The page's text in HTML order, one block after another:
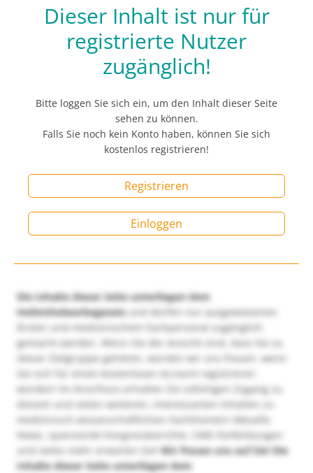
Dieser Inhalt ist nur für
registrierte Nutzer
zugänglich!
Bitte loggen Sie sich ein, um den Inhalt dieser Seite
sehen zu können.
Falls Sie noch kein Konto haben, können Sie sich
kostenlos registrieren!
Registrieren
Einloggen
Die Inhalte dieser Seite unterliegen dem
Heilmittelwerbegesetzund dürfen nur ausgewiesenen
Ärzten und medizinischem Fachpersonal zugänglich
gemacht werden. Wenn Sie der Ansicht sind, dass Sie zu
dieser Zielgruppe gehören, würden wir uns freuen, wenn
Sie sich für einen kostenlosen Account registrieren
würden! Im Anschluss erhalten Sie sofortigen Zugang zu
diesem und vielen weiteren, interessanten Inhalten zu
medizinisch-wissenschaftlichen Fachthemen! Aktuelle
News, spannende Kongressberichte, CME-Fortbildungen
und vieles mehr erwarten Sie!Wir freuen uns auf Sie! Die
Inhalte dieser Seite unterliegen dem